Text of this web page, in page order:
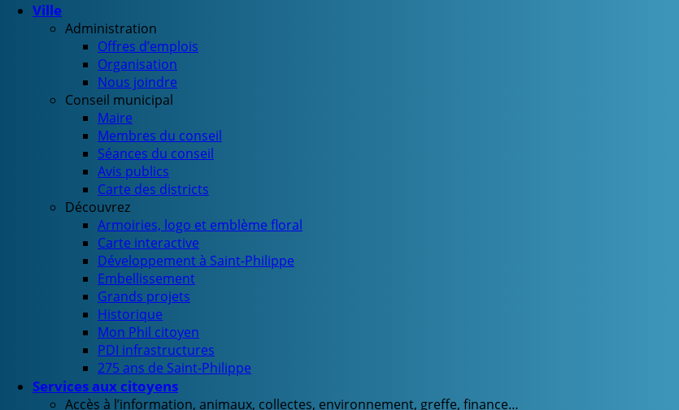
Ville
Administration
Offres d’emplois
Organisation
Nous joindre
Conseil municipal
Maire
Membres du conseil
Séances du conseil
Avis publics
Carte des districts
Découvrez
Armoiries, logo et emblème floral
Carte interactive
Développement à Saint-Philippe
Embellissement
Grands projets
Historique
Mon Phil citoyen
PDI infrastructures
275 ans de Saint-Philippe
Services aux citoyens
Accès à l’information, animaux, collectes, environnement, greffe, finance…